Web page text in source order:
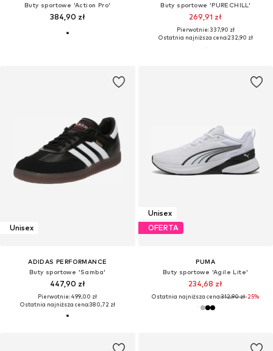
Buty sportowe 'Action Pro'
384,90 zł
Buty sportowe 'PURECHILL'
269,91 zł
Pierwotnie: 337,90 zł
Ostatnia najniższa cena:232,90 zł
Unisex
ADIDAS PERFORMANCE
Buty sportowe 'Samba'
447,90 zł
Pierwotnie: 499,00 zł
Ostatnia najniższa cena:380,72 zł
Unisex
OFERTA
PUMA
Buty sportowe 'Agile Lite'
234,68 zł
Ostatnia najniższa cena:312,90 zł-25%